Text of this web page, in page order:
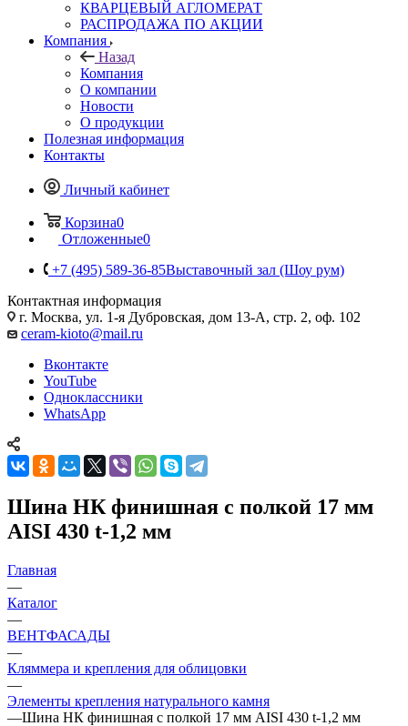
КВАРЦЕВЫЙ АГЛОМЕРАТ
РАСПРОДАЖА ПО АКЦИИ
Компания
Назад
Компания
О компании
Новости
О продукции
Полезная информация
Контакты
Личный кабинет
Корзина0
Отложенные0
+7 (495) 589-36-85Выставочный зал (Шоу рум)
Контактная информация
г. Москва, ул. 1-я Дубровская, дом 13-А, стр. 2, оф. 102
ceram-kioto@mail.ru
Вконтакте
YouTube
Одноклассники
WhatsApp
Шина НК финишная с полкой 17 мм
AISI 430 t-1,2 мм
Главная
—
Каталог
—
ВЕНТФАСАДЫ
—
Кляммера и крепления для облицовки
—
Элементы крепления натурального камня
—Шина НК финишная с полкой 17 мм AISI 430 t-1,2 мм